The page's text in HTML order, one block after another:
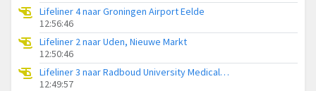
Lifeliner 4 naar Groningen Airport Eelde
12:56:46
Lifeliner 2 naar Uden, Nieuwe Markt
12:50:46
Lifeliner 3 naar Radboud University Medical Center Heliport
12:49:57